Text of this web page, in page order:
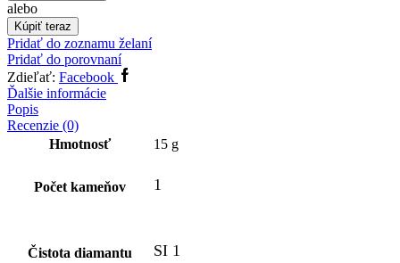
alebo
Kúpiť teraz
Pridať do zoznamu želaní
Pridať do porovnaní
Zdieľať: Facebook
Ďalšie informácie
Popis
Recenzie (0)
Hmotnosť
15 g
Počet kameňov 1
Čistota diamantu SI 1